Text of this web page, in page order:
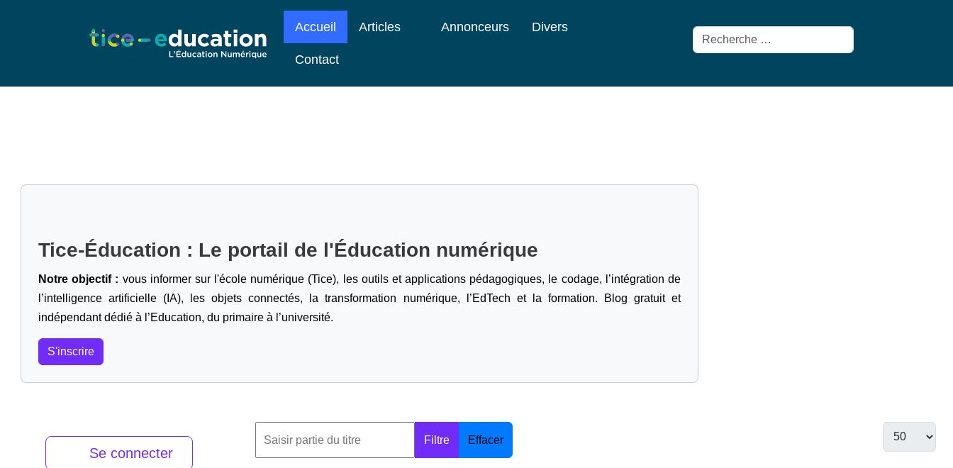
Accueil Articles Annonceurs Divers
Contact
Rechercher
Tice-Éducation : Le portail de l'Éducation numérique
Notre objectif : vous informer sur l'école numérique (Tice), les outils et applications pédagogiques, le codage,
l’intégration de
l’intelligence artificielle (IA), les objets connectés, la transformation numérique, l’EdTech et la formation. Blog gratuit et
indépendant dédié à l’Education, du primaire à l’université.
S'inscrire
Se connecter
Filtre Effacer